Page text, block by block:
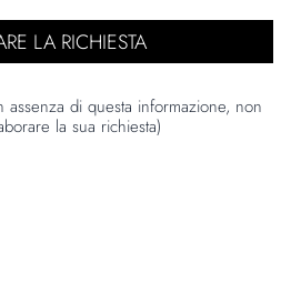
assenza di questa informazione, non
la sua richiesta)